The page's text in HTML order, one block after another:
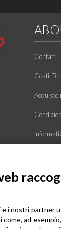
Contatti
Costi,
Acquisto
i nostri partner
ad